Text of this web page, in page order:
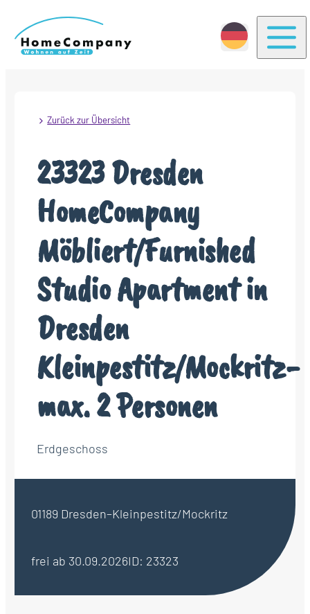
Zurück zur Übersicht
23323 Dresden
HomeCompany
Möbliert/Furnished
Studio Apartment in
Dresden
Kleinpestitz/Mockritz-
max. 2 Personen
Erdgeschoss
01189 Dresden–Kleinpestitz/Mockritz
frei ab 30.09.2026ID: 23323